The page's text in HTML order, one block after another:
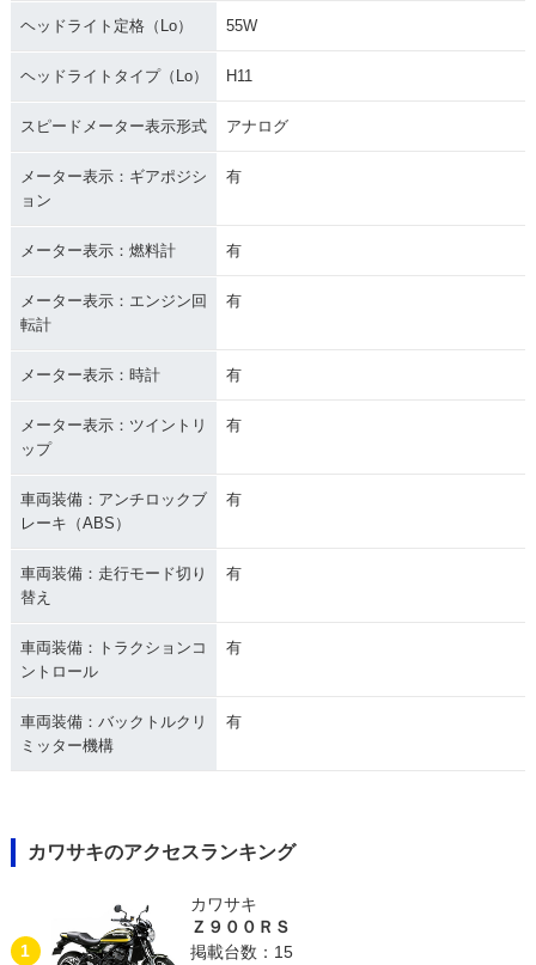
ヘッドライト定格（Lo） 55W
ヘッドライトタイプ（Lo） H11
スピードメーター表示形式 アナログ
メーター表示：ギアポジシ
ョン
有
メーター表示：燃料計 有
メーター表示：エンジン回
転計
有
メーター表示：時計 有
メーター表示：ツイントリ
ップ
有
車両装備：アンチロックブ
レーキ（ABS）
有
車両装備：走行モード切り
替え
有
車両装備：トラクションコ
ントロール
有
車両装備：バックトルクリ
ミッター機構
有
カワサキのアクセスランキング
1
カワサキ
Ｚ９００ＲＳ
掲載台数：15